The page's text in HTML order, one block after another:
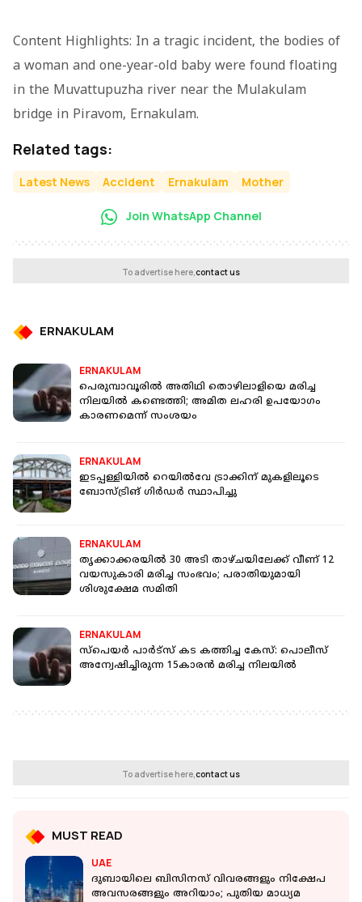
Content Highlights: In a tragic incident, the bodies of
a woman and one-year-old baby were found floating
in the Muvattupuzha river near the Mulakulam
bridge in Piravom, Ernakulam.
Related tags:
Latest News Accident Ernakulam Mother
Join WhatsApp Channel
To advertise here,contact us
ERNAKULAM
ERNAKULAM
പെരുമ്പാവൂരില്‍ അതിഥി തൊഴിലാളിയെ മരിച്ച
നിലയില്‍ കണ്ടെത്തി; അമിത ലഹരി ഉപയോഗം
കാരണമെന്ന് സംശയം
ERNAKULAM
ഇടപ്പള്ളിയിൽ റെയിൽവേ ട്രാക്കിന് മുകളിലൂടെ
ബോസ്ട്രിങ് ഗിർഡർ സ്ഥാപിച്ചു
ERNAKULAM
തൃക്കാക്കരയില്‍ 30 അടി താഴ്ചയിലേക്ക് വീണ് 12
വയസുകാരി മരിച്ച സംഭവം; പരാതിയുമായി
ശിശുക്ഷേമ സമിതി
ERNAKULAM
സ്‌പെയര്‍ പാര്‍ട്‌സ് കട കത്തിച്ച കേസ്: പൊലീസ്
അന്വേഷിച്ചിരുന്ന 15കാരൻ മരിച്ച നിലയില്‍
To advertise here,contact us
MUST READ
UAE
ദുബായിലെ ബിസിനസ് വിവരങ്ങളും നിക്ഷേപ
അവസരങ്ങളും അറിയാം; പുതിയ മാധ്യമ